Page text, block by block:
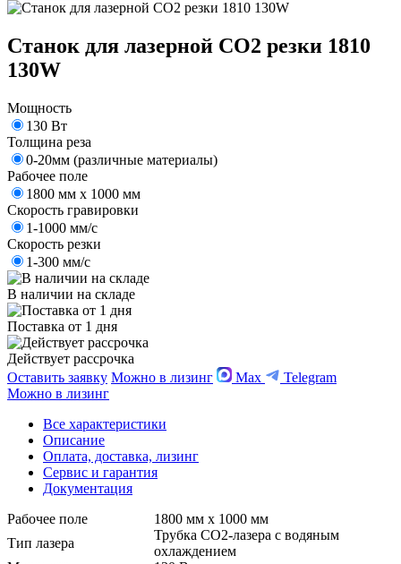
Станок для лазерной CO2 резки 1810
130W
Мощность
130 Вт
Толщина реза
0-20мм (различные материалы)
Рабочее поле
1800 мм х 1000 мм
Скорость гравировки
1-1000 мм/с
Скорость резки
1-300 мм/с
В наличии на складе
Поставка от 1 дня
Действует рассрочка
Оставить заявку Можно в лизинг Max
Telegram
Можно в лизинг
Все характеристики
Описание
Оплата, доставка, лизинг
Сервис и гарантия
Документация
Рабочее поле
1800 мм х 1000 мм
Тип лазера
Трубка CO2-лазера с водяным
охлаждением